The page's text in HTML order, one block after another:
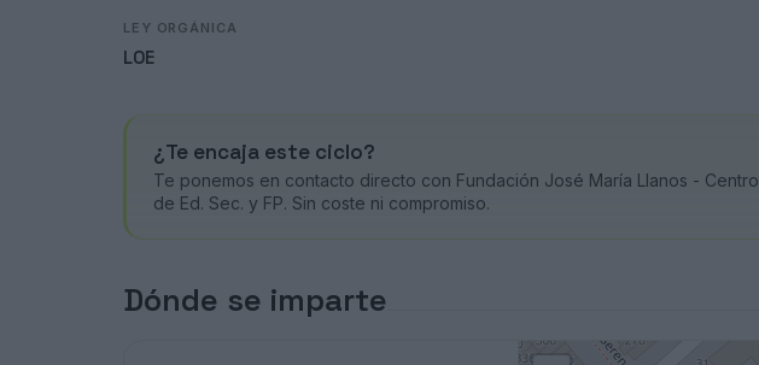
LEY ORGÁNICA
LOE
¿Te encaja este ciclo?
Te ponemos en contacto directo con Fundación José María Llanos - Centro
de Ed. Sec. y FP. Sin coste ni compromiso.
Dónde se imparte